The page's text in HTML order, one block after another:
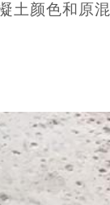
土颜色和原混